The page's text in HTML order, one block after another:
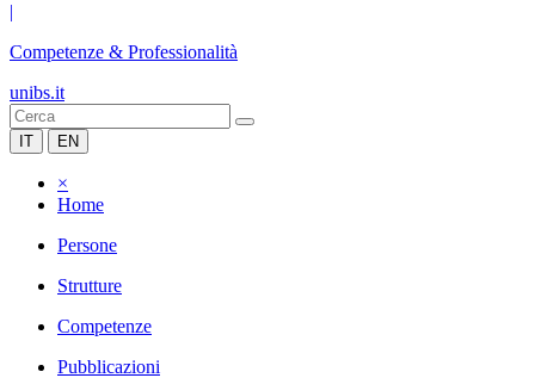
|
Competenze & Professionalità
unibs.it
IT EN
×
Home
Persone
Strutture
Competenze
Pubblicazioni